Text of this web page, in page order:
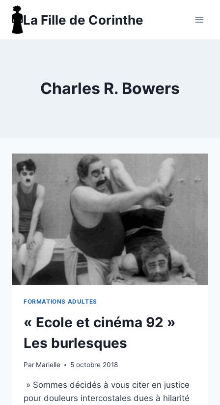
Aller
contenu
La Fille de Corinthe
Charles R. Bowers
FORMATIONS ADULTES
« Ecole et cinéma 92 »
Les burlesques
Par Marielle 5 octobre 2018
» Sommes décidés à vous citer en justice
pour douleurs intercostales dues à hilarité